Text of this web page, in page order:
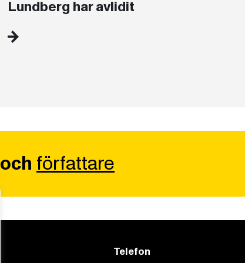
Lundberg har avlidit
och författare
Telefon